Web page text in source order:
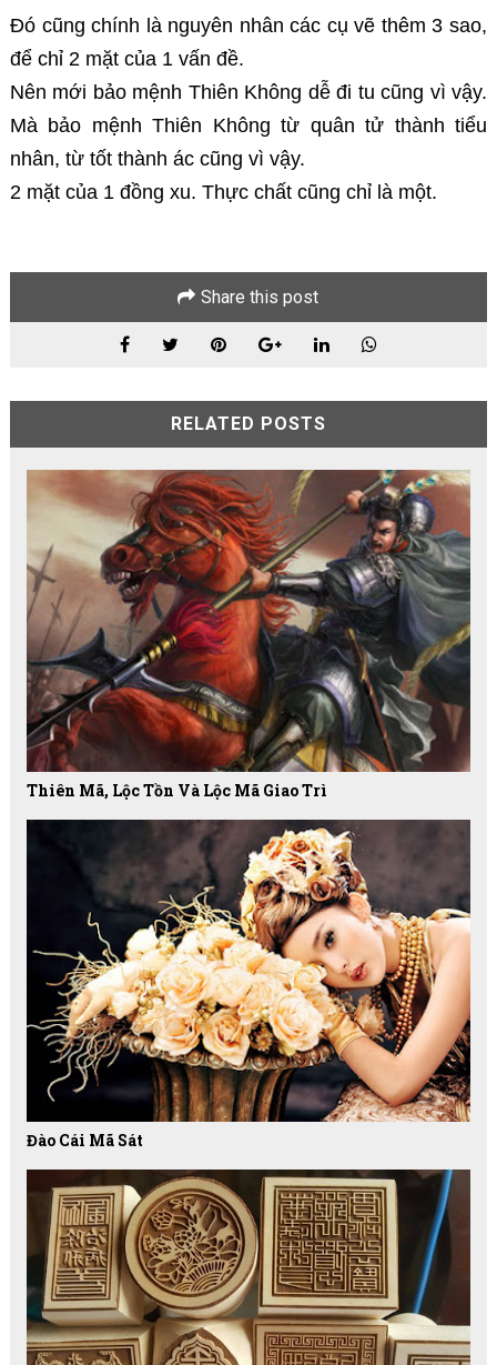
Đó cũng chính là nguyên nhân các cụ vẽ thêm 3 sao,
để chỉ 2 mặt của 1 vấn đề.
Nên mới bảo mệnh Thiên Không dễ đi tu cũng vì vậy.
Mà bảo mệnh Thiên Không từ quân tử thành tiểu
nhân, từ tốt thành ác cũng vì vậy.
2 mặt của 1 đồng xu. Thực chất cũng chỉ là một.
Share this post
RELATED POSTS
Thiên Mã, Lộc Tồn Và Lộc Mã Giao Trì
Đào Cái Mã Sát